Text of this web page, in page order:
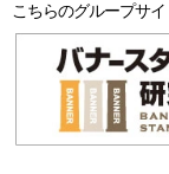
こちらのグループサ